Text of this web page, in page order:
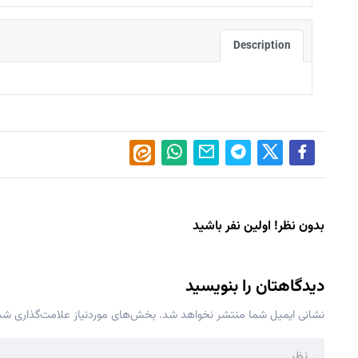
Description
بدون نظر! اولین نفر باشید
دیدگاهتان را بنویسید
نشانی ایمیل شما منتشر نخواهد شد. بخش‌های موردنیاز علامت‌گذاری